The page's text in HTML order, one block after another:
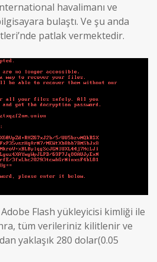
havalimanı ve
bulaştı. Ve şu anda
patlak vermektedir.
Flash yükleyicisi kimliği ile
tüm verileriniz kilitlenir ve
yaklaşık 280 dolar(0.05